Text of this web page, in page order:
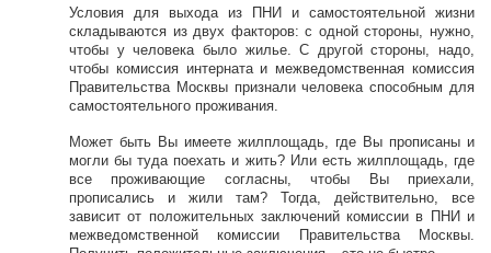
Условия для выхода из ПНИ и самостоятельной жизни
складываются из двух факторов: с одной стороны, нужно,
чтобы у человека было жилье. С другой стороны, надо,
чтобы комиссия интерната и межведомственная комиссия
Правительства Москвы признали человека способным для
самостоятельного проживания.
Может быть Вы имеете жилплощадь, где Вы прописаны и
могли бы туда поехать и жить? Или есть жилплощадь, где
все проживающие согласны, чтобы Вы приехали,
прописались и жили там? Тогда, действительно, все
зависит от положительных заключений комиссии в ПНИ и
межведомственной комиссии Правительства Москвы.